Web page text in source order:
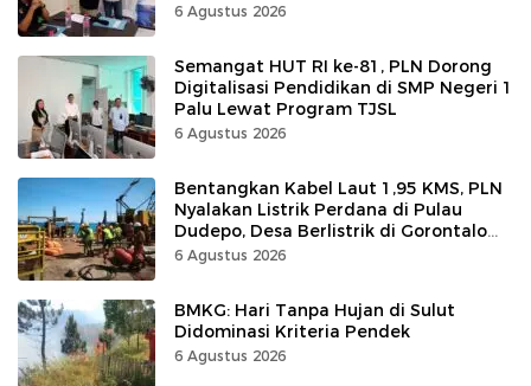
6 Agustus 2026
Semangat HUT RI ke-81, PLN Dorong
Digitalisasi Pendidikan di SMP Negeri 1
Palu Lewat Program TJSL
6 Agustus 2026
Bentangkan Kabel Laut 1,95 KMS, PLN
Nyalakan Listrik Perdana di Pulau
Dudepo, Desa Berlistrik di Gorontalo
100 Persen
6 Agustus 2026
BMKG: Hari Tanpa Hujan di Sulut
Didominasi Kriteria Pendek
6 Agustus 2026